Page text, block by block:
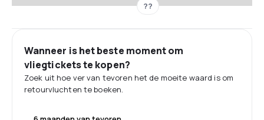
??
Wanneer is het beste moment om
vliegtickets te kopen?
Zoek uit hoe ver van tevoren het de moeite waard is om
retourvluchten te boeken.